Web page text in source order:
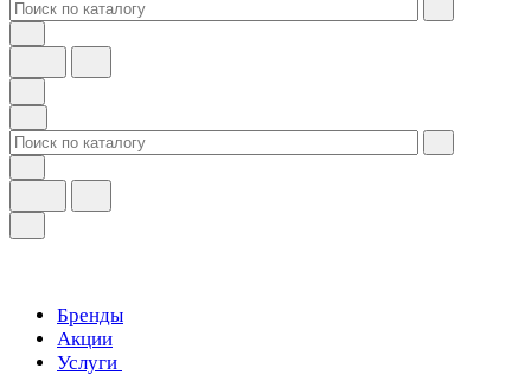
Бренды
Акции
Услуги